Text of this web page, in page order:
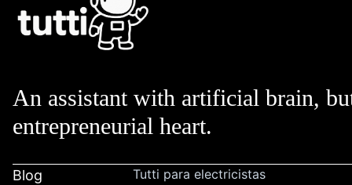
An assistant with artificial brain,
entrepreneurial heart.
Blog
Tutti para electricistas